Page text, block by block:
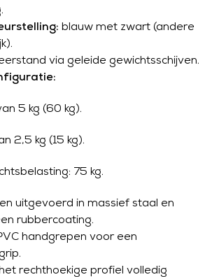
blauw met zwart (andere
via geleide gewichtsschijven.
5 kg (60 kg).
2,5 kg (15 kg).
75 kg.
uitgevoerd in massief staal en
rubbercoating.
handgrepen voor een
rechthoekige profiel volledig